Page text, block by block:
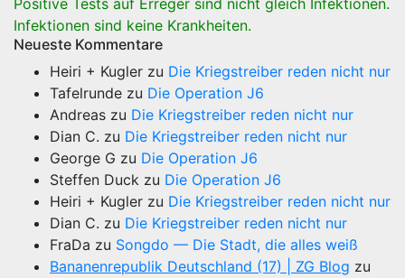
Positive Tests auf Erreger sind nicht gleich Infektionen.
Infektionen sind keine Krankheiten.
Neueste Kommentare
Heiri + Kugler zu Die Kriegstreiber reden nicht nur
Tafelrunde zu Die Operation J6
Andreas zu Die Kriegstreiber reden nicht nur
Dian C. zu Die Kriegstreiber reden nicht nur
George G zu Die Operation J6
Steffen Duck zu Die Operation J6
Heiri + Kugler zu Die Kriegstreiber reden nicht nur
Dian C. zu Die Kriegstreiber reden nicht nur
FraDa zu Songdo — Die Stadt, die alles weiß
Bananenrepublik Deutschland (17) | ZG Blog zu